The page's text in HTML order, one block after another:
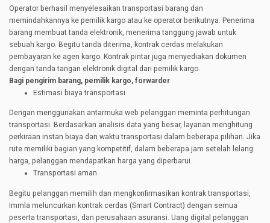
Operator berhasil menyelesaikan transportasi barang dan
memindahkannya ke pemilik kargo atau ke operator berikutnya. Penerima
barang membuat tanda elektronik, menerima tanggung jawab untuk
sebuah kargo. Begitu tanda diterima, kontrak cerdas melakukan
pembayaran ke agen kargo. Kontrak pintar juga menyediakan dokumen
dengan tanda tangan elektronik digital dari pemilik kargo.
Bagi pengirim barang, pemilik kargo, forwarder
Estimasi biaya transportasi
Dengan menggunakan antarmuka web pelanggan meminta perhitungan
transportasi. Berdasarkan analisis data yang besar, layanan menghitung
perkiraan instan biaya dan waktu transportasi dalam beberapa pilihan. Jika
rute memiliki bagian yang kompetitif, dalam beberapa jam setelah lelang
harga, pelanggan mendapatkan harga yang diperbarui.
Transportasi aman
Begitu pelanggan memilih dan mengkonfirmasikan kontrak transportasi,
Immla meluncurkan kontrak cerdas (Smart Contract) dengan semua
peserta transportasi, dan perusahaan asuransi. Uang digital pelanggan